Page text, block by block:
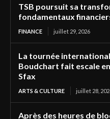
TSB poursuit sa
fondamentaux
FINANCE juillet 29, 2026
La tournée
Boudchart fait escale
Sfax
ARTS & CULTURE juillet 28,
Après des heures de